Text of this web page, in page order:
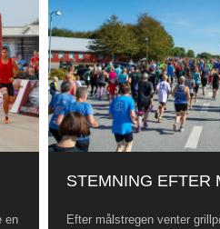
en
STEMNING EFTER
Efter målstregen venter